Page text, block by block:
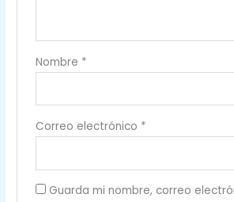
Nombre *
Correo electrónico *
Guarda mi nombre, correo